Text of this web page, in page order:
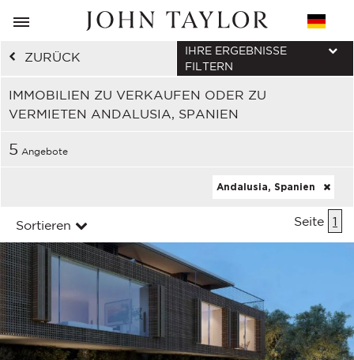
ZURÜCK
IMMOBILIEN ZU VERKAUFEN ODER ZU
VERMIETEN ANDALUSIA, SPANIEN
IHRE ERGEBNISSE
FILTERN
5 Angebote
Andalusia, Spanien
Sortieren Seite 1